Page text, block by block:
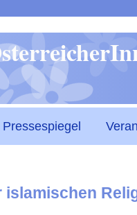
Pressespiegel